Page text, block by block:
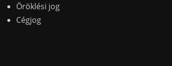
Öröklési jog
Cégjog